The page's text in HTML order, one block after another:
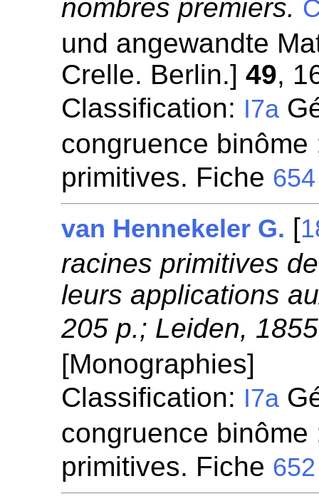
nombres premiers.
und angewandte
Crelle. Berlin.]49,
Classification: I7a
congruence
primitives. Fiche 654
van Hennekeler G. [
racines primitives
leurs applications
205 p.; Leiden,
[Monographies]
Classification: I7a
congruence
primitives. Fiche 652